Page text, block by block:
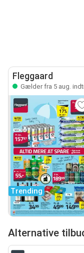
Fleggaard
Gælder fra 5 aug.
Trending
Alternative